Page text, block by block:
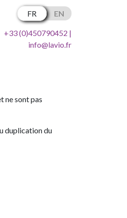
FR EN
+33 (0)450790452 |
info@lavio.fr
ne sont pas
duplication du